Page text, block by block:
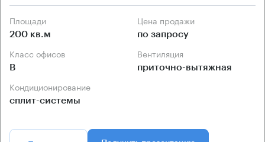
Площади
200 кв.м
Цена продажи
по запросу
Класс офисов
B
Вентиляция
приточно-вытяжная
Кондиционирование
сплит-системы